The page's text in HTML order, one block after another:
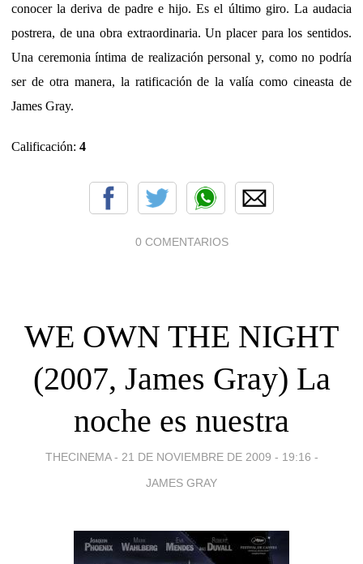
conocer la deriva de padre e hijo. Es el último giro. La audacia
postrera, de una obra extraordinaria. Un placer para los sentidos.
Una ceremonia íntima de realización personal y, como no podría
ser de otra manera, la ratificación de la valía como cineasta de
James Gray.
Calificación: 4
0 COMENTARIOS
WE OWN THE NIGHT
(2007, James Gray) La
noche es nuestra
THECINEMA - 21 DE NOVIEMBRE DE 2009 - 19:16 -
JAMES GRAY